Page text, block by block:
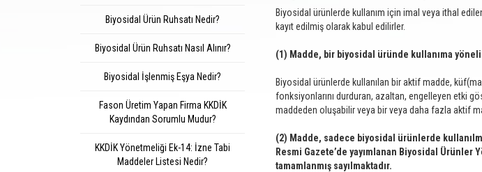
Biyosidal Ürün Ruhsatı Nedir?
Biyosidal Ürün Ruhsatı Nasıl Alınır?
Biyosidal İşlenmiş Eşya Nedir?
Fason Üretim Yapan Firma KKDİK
Kaydından Sorumlu Mudur?
KKDİK Yönetmeliği Ek-14: İzne Tabi
Maddeler Listesi Nedir?
Biyosidal ürünlerde kullanım için imal veya ithal
kayıt edilmiş olarak kabul edilirler.
(1) Madde, bir biyosidal üründe kullanıma
Biyosidal ürünlerde kullanılan bir aktif madde,
fonksiyonlarını durduran, azaltan, engelleyen etki
maddeden oluşabilir veya bir veya daha fazla aktif
(2) Madde, sadece biyosidal ürünlerde
Resmi Gazete’de yayımlanan Biyosidal Ürünler
tamamlanmış sayılmaktadır.